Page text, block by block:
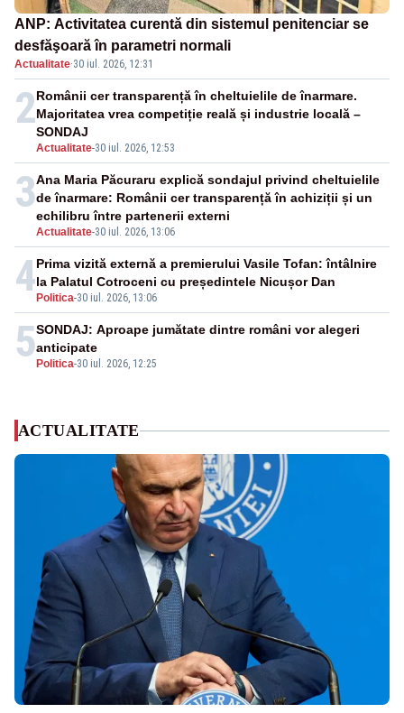
ANP: Activitatea curentă din sistemul penitenciar se
desfăşoară în parametri normali
Actualitate·30 iul. 2026, 12:31
2
Actualitate-30 iul. 2026, 12:53
Românii cer transparență în cheltuielile de înarmare.
Majoritatea vrea competiție reală și industrie locală –
SONDAJ
3
Actualitate-30 iul. 2026, 13:06
Ana Maria Păcuraru explică sondajul privind cheltuielile
de înarmare: Românii cer transparență în achiziții și un
echilibru între partenerii externi
4 Politica-30 iul. 2026, 13:06
Prima vizită externă a premierului Vasile Tofan: întâlnire
la Palatul Cotroceni cu președintele Nicușor Dan
5 Politica-30 iul. 2026, 12:25
SONDAJ: Aproape jumătate dintre români vor alegeri
anticipate
ACTUALITATE